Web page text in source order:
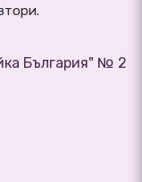
България" № 2